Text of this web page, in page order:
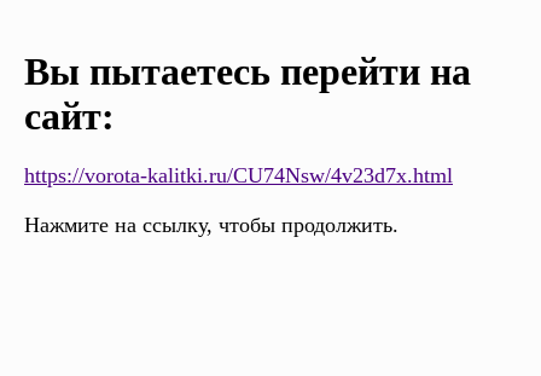
Вы пытаетесь перейти на
сайт:
https://vorota-kalitki.ru/CU74Nsw/4v23d7x.html
Нажмите на ссылку, чтобы продолжить.